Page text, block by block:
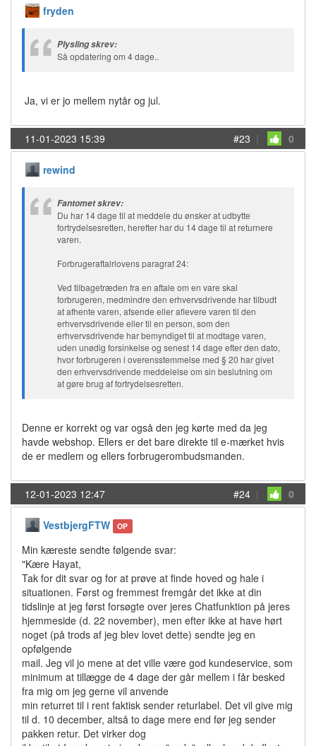
fryden
Plysling skrev:
Så opdatering om 4 dage..
Ja, vi er jo mellem nytår og jul.
11-01-2023 15:39 #23 | 0
rewind
Fantomet skrev:
Du har 14 dage til at meddele du ønsker at udbytte
fortrydelsesretten, herefter har du 14 dage til at returnere
varen.
Forbrugeraftalrlovens paragraf 24:
Ved tilbagetræden fra en aftale om en vare skal
forbrugeren, medmindre den erhvervsdrivende har tilbudt
at afhente varen, afsende eller aflevere varen til den
erhvervsdrivende eller til en person, som den
erhvervsdrivende har bemyndiget til at modtage varen,
uden unødig forsinkelse og senest 14 dage efter den dato,
hvor forbrugeren i overensstemmelse med § 20 har givet
den erhvervsdrivende meddelelse om sin beslutning om
at gøre brug af fortrydelsesretten.
Denne er korrekt og var også den jeg kørte med da jeg
havde webshop. Ellers er det bare direkte til e-mærket hvis
de er medlem og ellers forbrugerombudsmanden.
12-01-2023 12:47 #24 | 0
VestbjergFTW OP
Min kæreste sendte følgende svar:
"Kære Hayat,
Tak for dit svar og for at prøve at finde hoved og hale i
situationen. Først og fremmest fremgår det ikke at din
tidslinje at jeg først forsøgte over jeres Chatfunktion på jeres
hjemmeside (d. 22 november), men efter ikke at have hørt
noget (på trods af jeg blev lovet dette) sendte jeg en
opfølgende
mail. Jeg vil jo mene at det ville være god kundeservice, som
minimum at tillægge de 4 dage der går mellem i får besked
fra mig om jeg gerne vil anvende
min returret til i rent faktisk sender returlabel. Det vil give mig
til d. 10 december, altså to dage mere end før jeg sender
pakken retur. Det virker dog